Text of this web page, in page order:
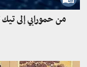
من حمورابي إلى